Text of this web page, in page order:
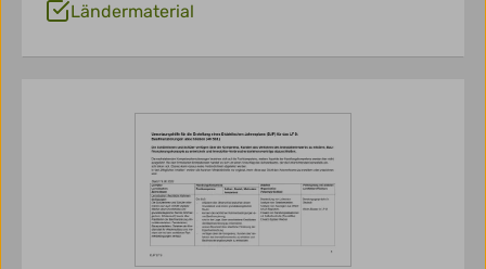
Ländermaterial